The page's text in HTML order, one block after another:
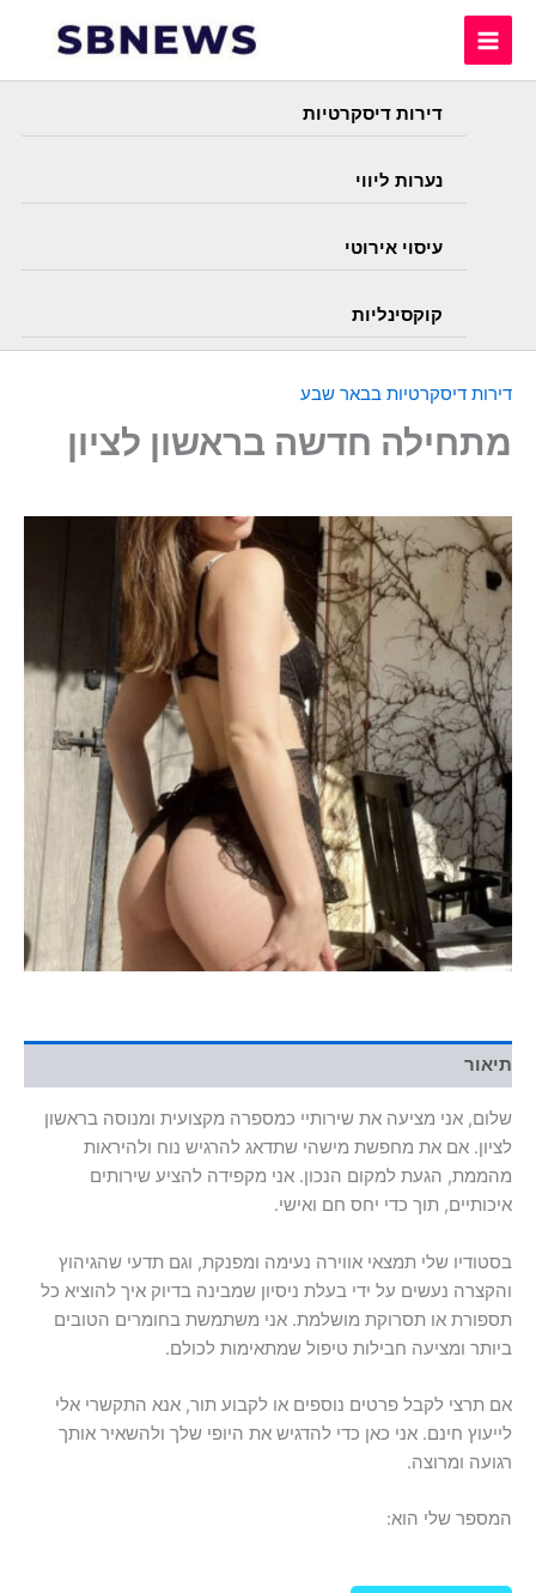
דירות דיסקרטיות
נערות ליווי
עיסוי אירוטי
קוקסינליות
דירות דיסקרטיות בבאר שבע
מתחילה חדשה בראשון לציון
תיאור
שלום, אני מציעה את שירותיי כמספרה מקצועית ומנוסה בראשון
לציון. אם את מחפשת מישהי שתדאג להרגיש נוח ולהיראות
מהממת, הגעת למקום הנכון. אני מקפידה להציע שירותים
איכותיים, תוך כדי יחס חם ואישי.
בסטודיו שלי תמצאי אווירה נעימה ומפנקת, וגם תדעי שהגיהוץ
והקצרה נעשים על ידי בעלת ניסיון שמבינה בדיוק איך להוציא כל
תספורת או תסרוקת מושלמת. אני משתמשת בחומרים הטובים
ביותר ומציעה חבילות טיפול שמתאימות לכולם.
אם תרצי לקבל פרטים נוספים או לקבוע תור, אנא התקשרי אלי
לייעוץ חינם. אני כאן כדי להדגיש את היופי שלך ולהשאיר אותך
רגועה ומרוצה.
המספר שלי הוא: